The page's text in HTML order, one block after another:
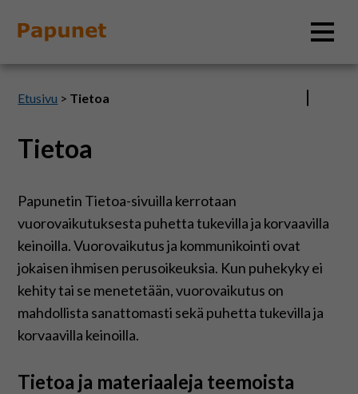
Materiaalit
Kuvatyökalut
Saavutettavuus
Etusivu > Tietoa
Tietoa
Papunetin Tietoa-sivuilla kerrotaan
vuorovaikutuksesta puhetta tukevilla ja korvaavilla
keinoilla. Vuorovaikutus ja kommunikointi ovat
jokaisen ihmisen perusoikeuksia. Kun puhekyky ei
kehity tai se menetetään, vuorovaikutus on
mahdollista sanattomasti sekä puhetta tukevilla ja
korvaavilla keinoilla.
Tietoa ja materiaaleja teemoista